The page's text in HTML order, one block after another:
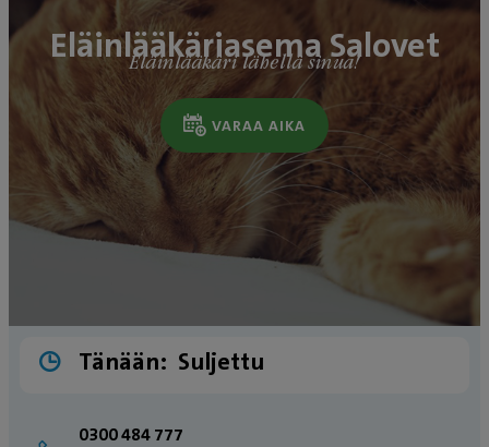
Eläinlääkäriasema Salovet
Eläinlääkäri lähellä sinua!
VARAA AIKA
Tänään: Suljettu
0300 484 777